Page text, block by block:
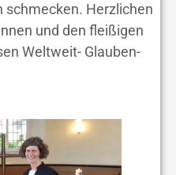
schmecken. Herzlichen
und den fleißigen
Weltweit- Glauben-